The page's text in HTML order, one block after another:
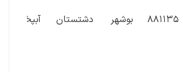
۸۸۱۱۳۵ بوشهر دشتستان آبپخش